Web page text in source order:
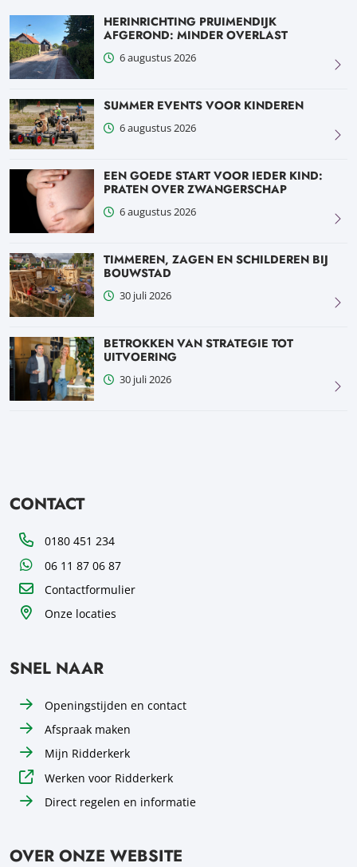
HERINRICHTING PRUIMENDIJK
AFGEROND: MINDER OVERLAST
6 augustus 2026
SUMMER EVENTS VOOR KINDEREN
6 augustus 2026
EEN GOEDE START VOOR IEDER KIND:
PRATEN OVER ZWANGERSCHAP
6 augustus 2026
TIMMEREN, ZAGEN EN SCHILDEREN BIJ
BOUWSTAD
30 juli 2026
BETROKKEN VAN STRATEGIE TOT
UITVOERING
30 juli 2026
CONTACT
Telefoon0180 451 234
WhatsApp06 11 87 06 87
Contactformulier
Onze locaties
SNEL NAAR
Openingstijden en contact
Afspraak maken
Mijn Ridderkerk
Werken voor Ridderkerk
Direct regelen en informatie
OVER ONZE WEBSITE